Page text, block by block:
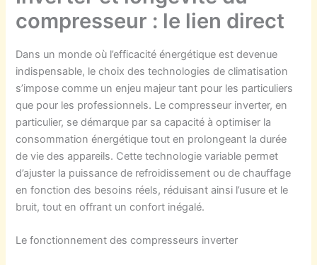
compresseur : le lien direct
Dans un monde où l’efficacité énergétique est devenue
indispensable, le choix des technologies de climatisation
s’impose comme un enjeu majeur tant pour les particuliers
que pour les professionnels. Le compresseur inverter, en
particulier, se démarque par sa capacité à optimiser la
consommation énergétique tout en prolongeant la durée
de vie des appareils. Cette technologie variable permet
d’ajuster la puissance de refroidissement ou de chauffage
en fonction des besoins réels, réduisant ainsi l’usure et le
bruit, tout en offrant un confort inégalé.
Le fonctionnement des compresseurs inverter